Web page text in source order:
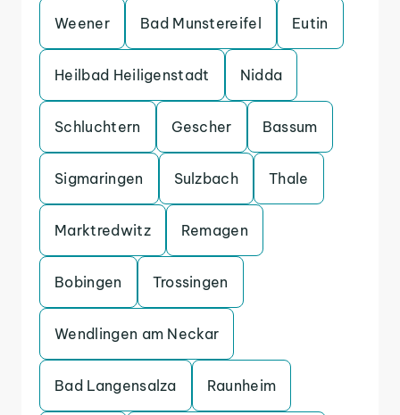
Weener Bad Munstereifel Eutin
Heilbad Heiligenstadt Nidda
Schluchtern Gescher Bassum
Sigmaringen Sulzbach Thale
Marktredwitz Remagen
Bobingen Trossingen
Wendlingen am Neckar
Bad Langensalza Raunheim